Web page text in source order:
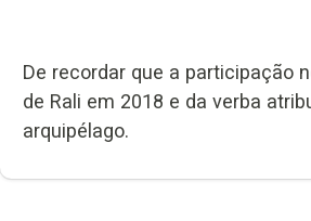
De recordar que a participação
de Rali em 2018 e da verba
arquipélago.